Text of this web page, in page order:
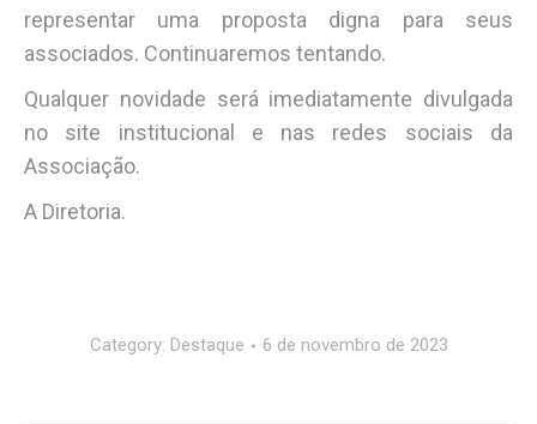
representar uma proposta digna para seus
associados. Continuaremos tentando.
Qualquer novidade será imediatamente divulgada
no site institucional e nas redes sociais da
Associação.
A Diretoria.
Category: Destaque 6 de novembro de 2023